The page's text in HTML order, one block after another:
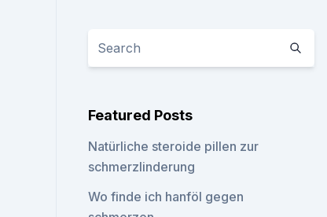
Featured Posts
Natürliche steroide pillen zur
schmerzlinderung
Wo finde ich hanföl gegen